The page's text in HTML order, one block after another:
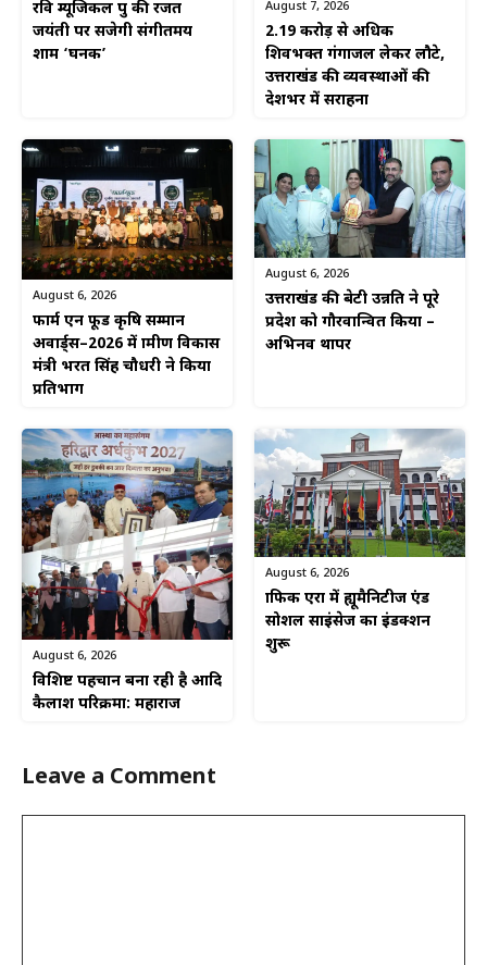
रवि म्यूजिकल ग्रुप की रजत
जयंती पर सजेगी संगीतमय
शाम ‘घनक’
August 7, 2026
2.19 करोड़ से अधिक
शिवभक्त गंगाजल लेकर लौटे,
उत्तराखंड की व्यवस्थाओं की
देशभर में सराहना
August 6, 2026
फार्म एन फूड कृषि सम्मान
अवार्ड्स–2026 में ग्रामीण विकास
मंत्री भरत सिंह चौधरी ने किया
प्रतिभाग
August 6, 2026
उत्तराखंड की बेटी उन्नति ने पूरे
प्रदेश को गौरवान्वित किया –
अभिनव थापर
August 6, 2026
विशिष्ट पहचान बना रही है आदि
कैलाश परिक्रमा: महाराज
August 6, 2026
ग्राफिक एरा में ह्यूमैनिटीज एंड
सोशल साइंसेज का इंडक्शन
शुरू
Leave a Comment